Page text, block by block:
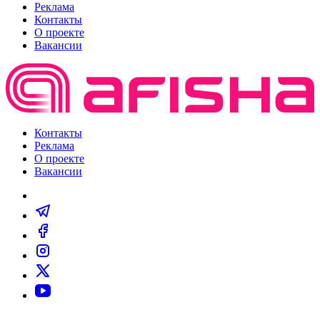
Реклама
Контакты
О проекте
Вакансии
Контакты
Реклама
О проекте
Вакансии